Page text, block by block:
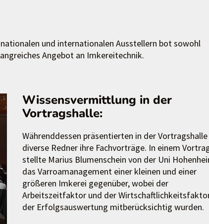
und internationalen Ausstellern bot sowohl
Angebot an Imkereitechnik.
Wissensvermittlung in der
Vortragshalle:
Währenddessen präsentierten in der Vortragshalle
diverse Redner ihre Fachvorträge. In einem
stellte Marius Blumenschein von der Uni
das Varroamanagement einer kleinen und einer
größeren Imkerei gegenüber, wobei der
Arbeitszeitfaktor und der
der Erfolgsauswertung mitberücksichtig wurden.